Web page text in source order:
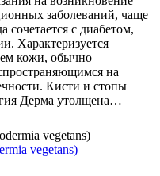
заболеваний, чаще
сочетается с диабетом,
Характеризуется
кожи, обычно
на
Кисти и стопы
Дерма утолщена…
vegetans)